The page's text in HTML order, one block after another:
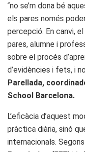
“no se’m dona bé
els pares només
percepció. En canvi, el
pares, alumne i
sobre el procés
d’evidències i fets, i
Parellada,
School Barcelona.
L’eficàcia d’aquest
pràctica diària, sinó
internacionals.